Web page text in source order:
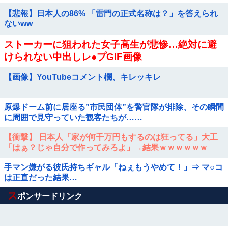
【悲報】日本人の86% 「雷門の正式名称は？」を答えられ
ないww
ストーカーに狙われた女子高生が悲惨…絶対に避
けられない中出しレ●プGIF画像
【画像】YouTubeコメント欄、キレッキレ
原爆ドーム前に居座る”市民団体”を警官隊が排除、その瞬間
に周囲で見守っていた観客たちが……
【衝撃】 日本人「家が何千万円もするのは狂ってる」大工
「はぁ？じゃ自分で作ってみろよ」→結果ｗｗｗｗｗｗ
手マン嫌がる彼氏持ちギャル「ねぇもうやめて！」⇒ マ○コ
は正直だった結果…
Powered by livedoor 相互RSS
スポンサードリンク